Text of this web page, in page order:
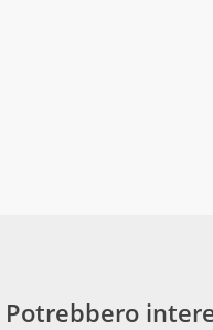
Potrebbero